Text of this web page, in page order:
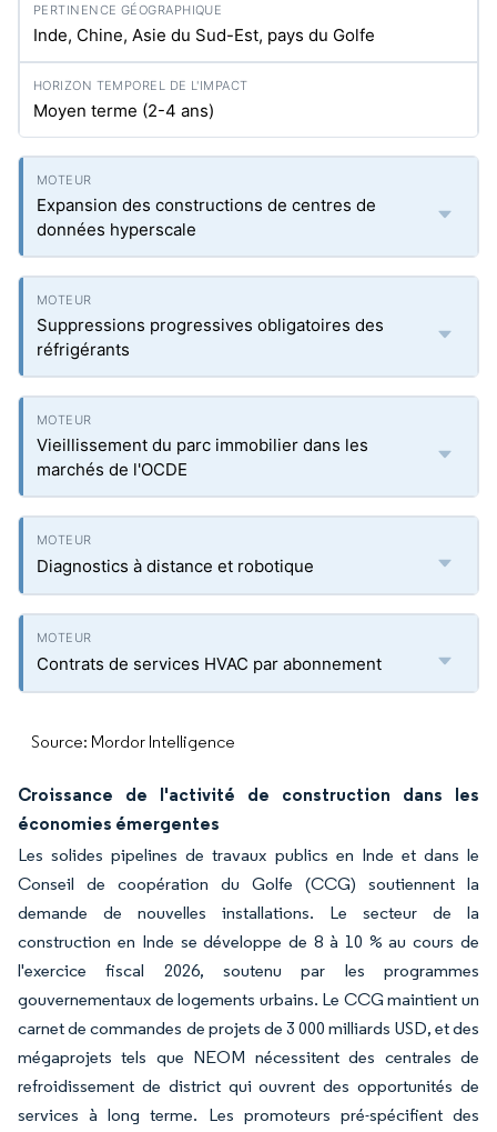
Inde, Chine, Asie du Sud-Est, pays du Golfe
Moyen terme (2-4 ans)
Expansion des constructions de centres de
données hyperscale
Suppressions progressives obligatoires des
réfrigérants
Vieillissement du parc immobilier dans les
marchés de l'OCDE
Diagnostics à distance et robotique
Contrats de services HVAC par abonnement
Source: Mordor Intelligence
Croissance de l'activité de construction dans les
économies émergentes
Les solides pipelines de travaux publics en Inde et dans le
Conseil de coopération du Golfe (CCG) soutiennent la
demande de nouvelles installations. Le secteur de la
construction en Inde se développe de 8 à 10 % au cours de
l'exercice fiscal 2026, soutenu par les programmes
gouvernementaux de logements urbains. Le CCG maintient un
carnet de commandes de projets de 3 000 milliards USD, et des
mégaprojets tels que NEOM nécessitent des centrales de
refroidissement de district qui ouvrent des opportunités de
services à long terme. Les promoteurs pré-spécifient des